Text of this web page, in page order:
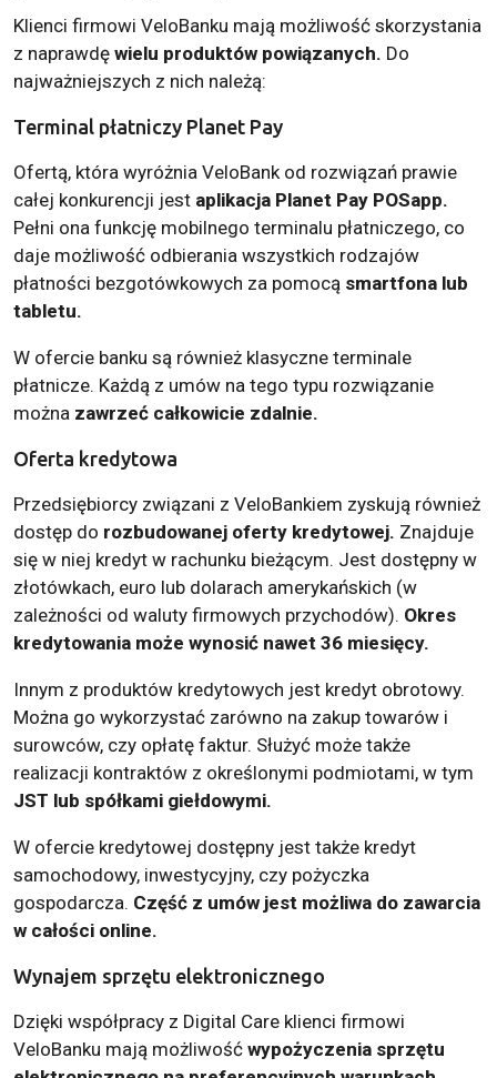
Klienci firmowi VeloBanku mają możliwość skorzystania
z naprawdę wielu produktów powiązanych. Do
najważniejszych z nich należą:
Terminal płatniczy Planet Pay
Ofertą, która wyróżnia VeloBank od rozwiązań prawie
całej konkurencji jest aplikacja Planet Pay POSapp.
Pełni ona funkcję mobilnego terminalu płatniczego, co
daje możliwość odbierania wszystkich rodzajów
płatności bezgotówkowych za pomocą smartfona lub
tabletu.
W ofercie banku są również klasyczne terminale
płatnicze. Każdą z umów na tego typu rozwiązanie
można zawrzeć całkowicie zdalnie.
Oferta kredytowa
Przedsiębiorcy związani z VeloBankiem zyskują również
dostęp do rozbudowanej oferty kredytowej. Znajduje
się w niej kredyt w rachunku bieżącym. Jest dostępny w
złotówkach, euro lub dolarach amerykańskich (w
zależności od waluty firmowych przychodów). Okres
kredytowania może wynosić nawet 36 miesięcy.
Innym z produktów kredytowych jest kredyt obrotowy.
Można go wykorzystać zarówno na zakup towarów i
surowców, czy opłatę faktur. Służyć może także
realizacji kontraktów z określonymi podmiotami, w tym
JST lub spółkami giełdowymi.
W ofercie kredytowej dostępny jest także kredyt
samochodowy, inwestycyjny, czy pożyczka
gospodarcza. Część z umów jest możliwa do zawarcia
w całości online.
Wynajem sprzętu elektronicznego
Dzięki współpracy z Digital Care klienci firmowi
VeloBanku mają możliwość wypożyczenia sprzętu